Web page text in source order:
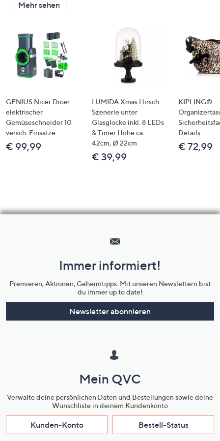
Mehr sehen
GENIUS Nicer Dicer
elektrischer
Gemüseschneider 10
versch. Einsätze
€ 99,99
LUMIDA Xmas Hirsch-
Szenerie unter
Glasglocke inkl. 8 LEDs
& Timer Höhe ca.
42cm, Ø 22cm
€ 39,99
KIPLING®
Details
€ 72,99
Unternehmensinformationen
Immer informiert!
Premieren, Aktionen, Geheimtipps: Mit unseren Newslettern bist
du immer up to date!
Newsletter abonnieren
Mein QVC
Verwalte deine persönlichen Daten und Bestellungen sowie deine
Wunschliste in deinem Kundenkonto
Kunden-Konto Bestell-Status